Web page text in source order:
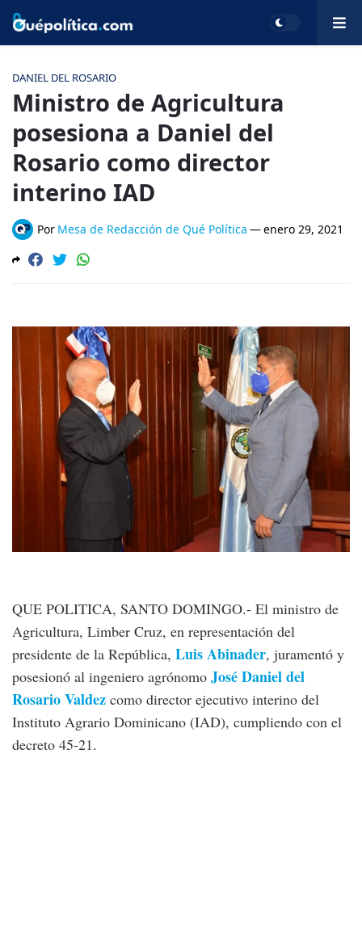
DANIEL DEL ROSARIO
Ministro de Agricultura
posesiona a Daniel del
Rosario como director
interino IAD
Por Mesa de Redacción de Qué Política —enero 29, 2021
QUE POLITICA, SANTO DOMINGO.- El ministro de
Agricultura, Limber Cruz, en representación del
presidente de la República, Luis Abinader, juramentó y
posesionó al ingeniero agrónomo José Daniel del
Rosario Valdez como director ejecutivo interino del
Instituto Agrario Dominicano (IAD), cumpliendo con el
decreto 45-21.